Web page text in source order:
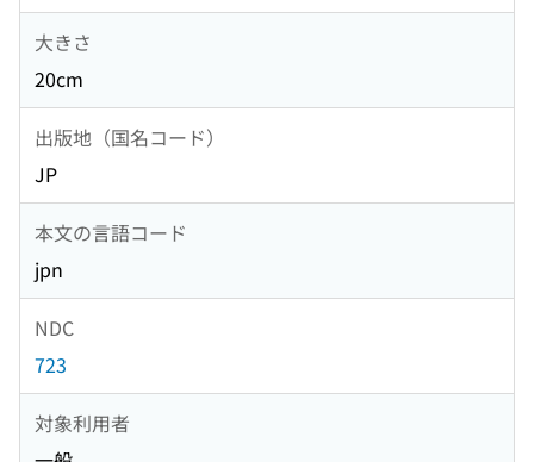
大きさ
20cm
出版地（国名コード）
JP
本文の言語コード
jpn
NDC
723
対象利用者